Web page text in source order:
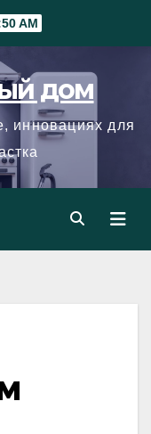
AM
дом
инновациях для